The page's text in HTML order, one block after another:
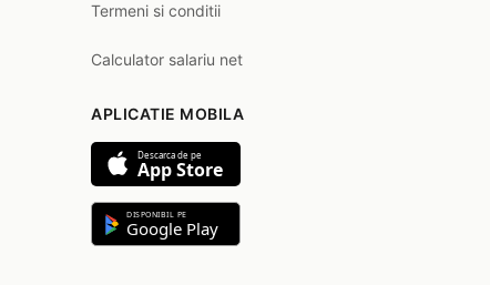
Termeni si conditii
Calculator salariu net
APLICATIE MOBILA
Descarca de pe
App Store
DISPONIBIL PE
Google Play